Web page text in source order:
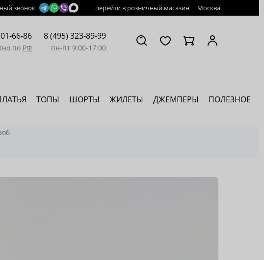
звонок перейти в розничный магазин Москва
66-86
по РФ
8 (495) 323-89-99
пн-пт 9:00-17:00
ТОПЫ ШОРТЫ ЖИЛЕТЫ ДЖЕМПЕРЫ ПОЛЕЗНОЕ